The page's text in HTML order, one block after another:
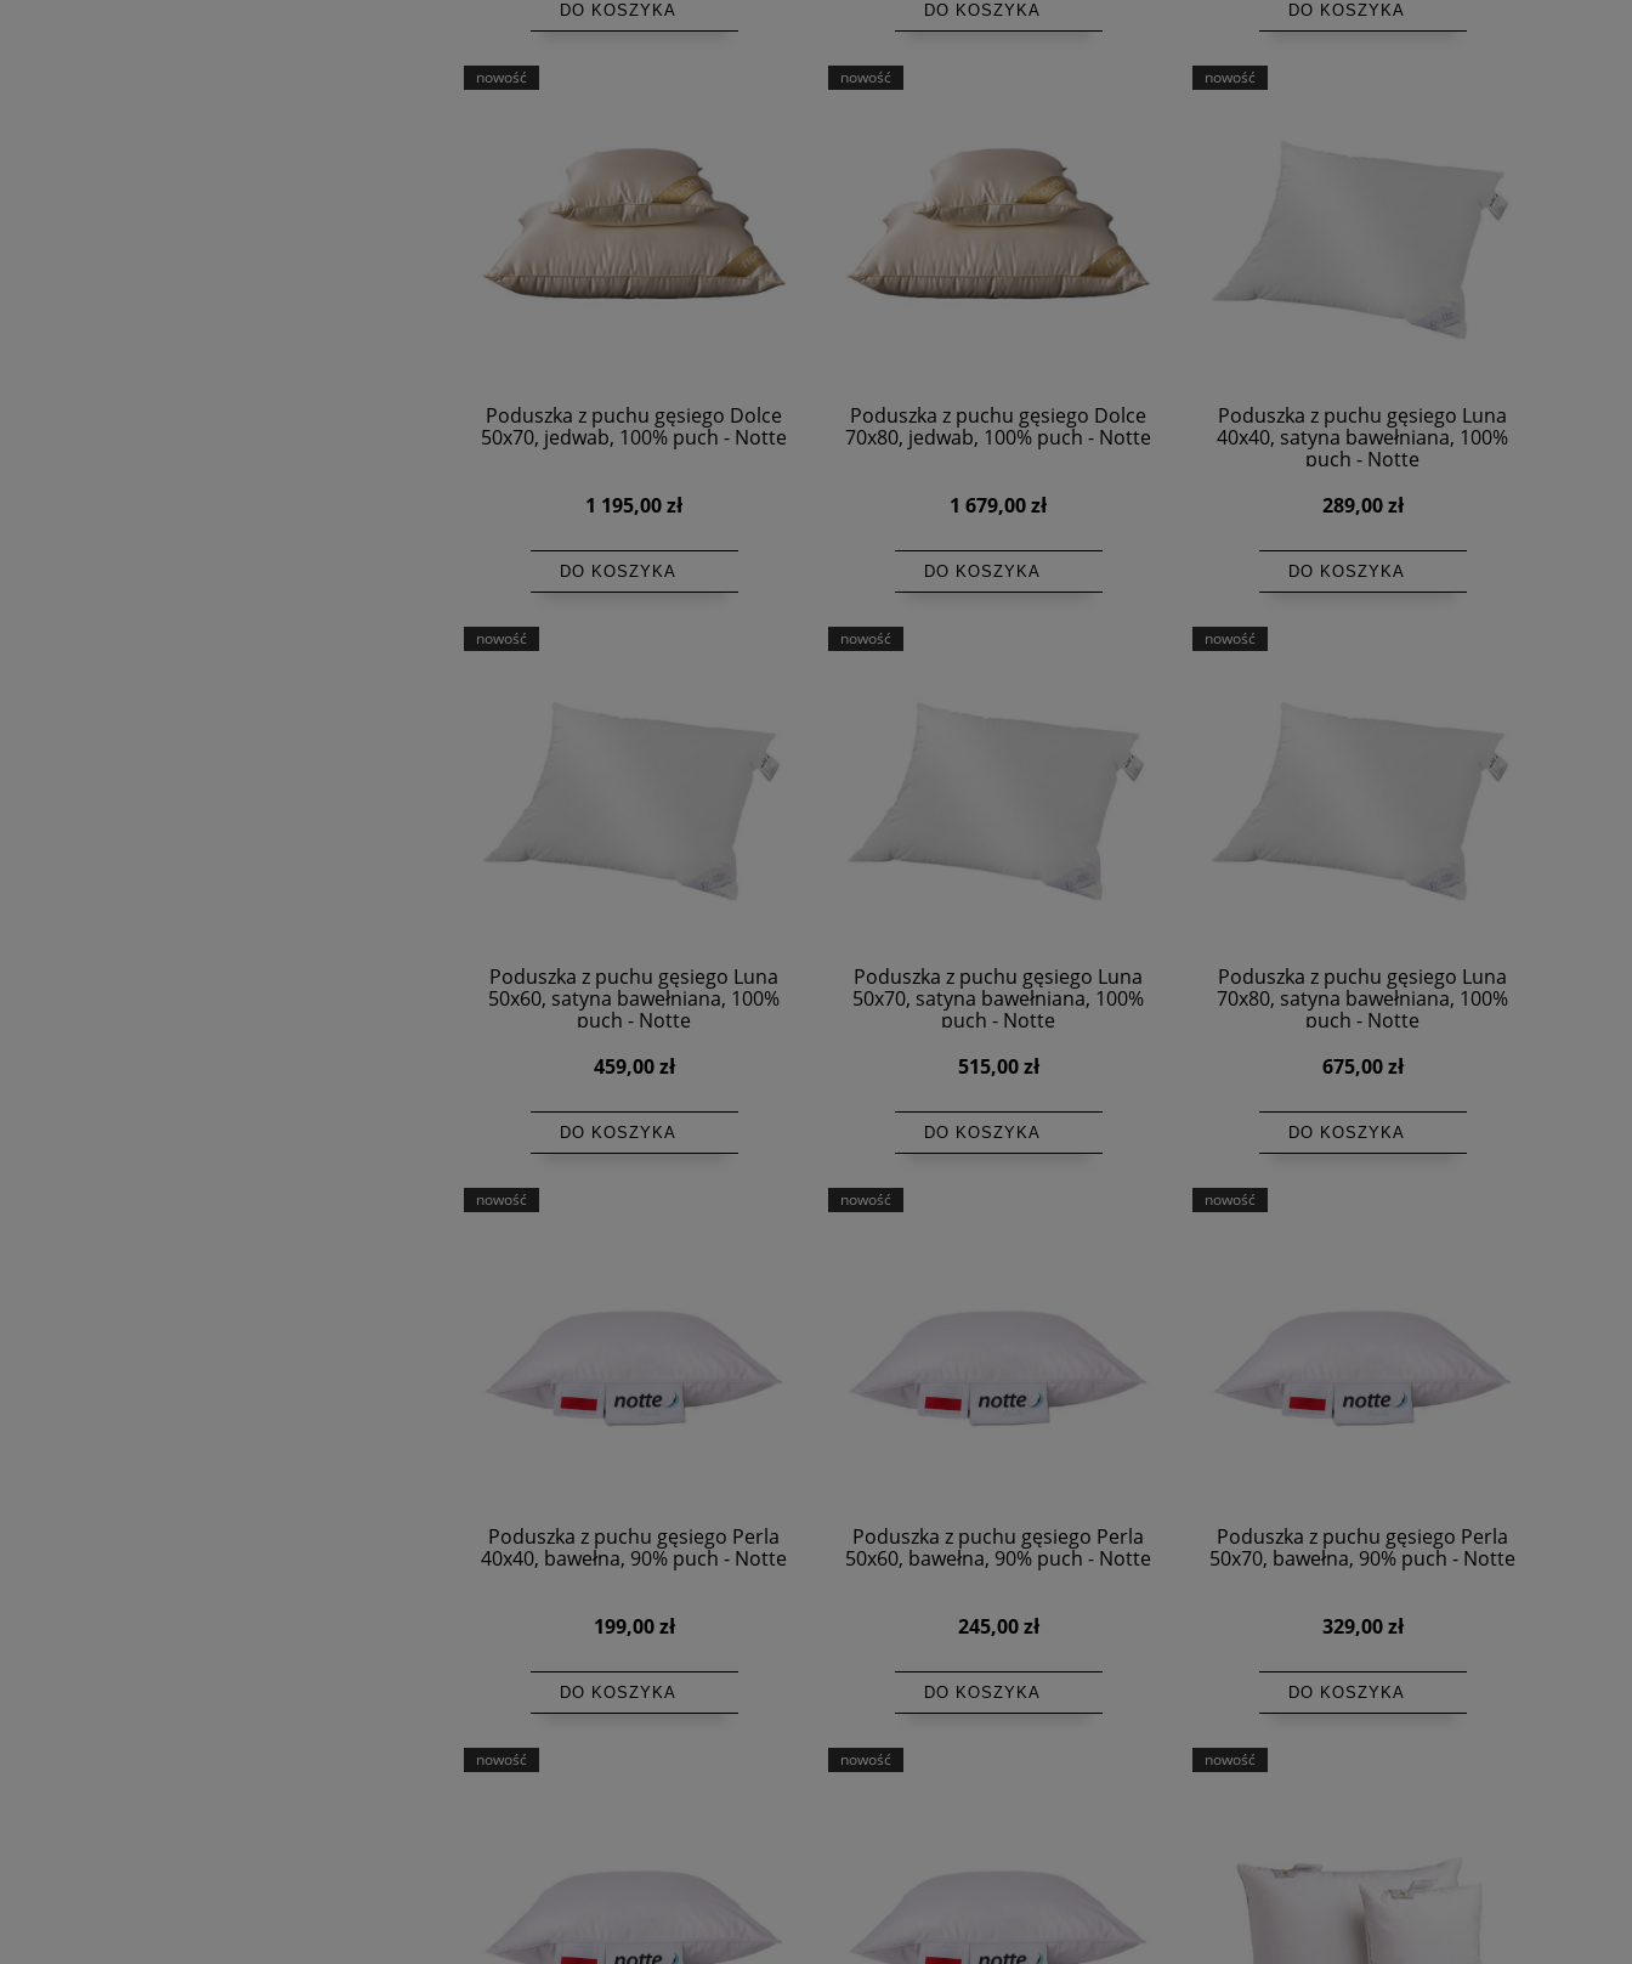
DO KOSZYKA DO KOSZYKA DO KOSZYKA
Poduszka z puchu gęsiego Dolce
50x70, jedwab, 100% puch - Notte
1 195,00 zł
DO KOSZYKA
nowość
Poduszka z puchu gęsiego Dolce
70x80, jedwab, 100% puch - Notte
1 679,00 zł
DO KOSZYKA
nowość
Poduszka z puchu gęsiego Luna
40x40, satyna bawełniana, 100%
puch - Notte
289,00 zł
DO KOSZYKA
nowość
Poduszka z puchu gęsiego Luna
50x60, satyna bawełniana, 100%
puch - Notte
459,00 zł
DO KOSZYKA
nowość
Poduszka z puchu gęsiego Luna
50x70, satyna bawełniana, 100%
puch - Notte
515,00 zł
DO KOSZYKA
nowość
Poduszka z puchu gęsiego Luna
70x80, satyna bawełniana, 100%
puch - Notte
675,00 zł
DO KOSZYKA
nowość
Poduszka z puchu gęsiego Perla
40x40, bawełna, 90% puch - Notte
199,00 zł
DO KOSZYKA
nowość
Poduszka z puchu gęsiego Perla
50x60, bawełna, 90% puch - Notte
245,00 zł
DO KOSZYKA
nowość
Poduszka z puchu gęsiego Perla
50x70, bawełna, 90% puch - Notte
329,00 zł
DO KOSZYKA
nowość
nowość nowość nowość